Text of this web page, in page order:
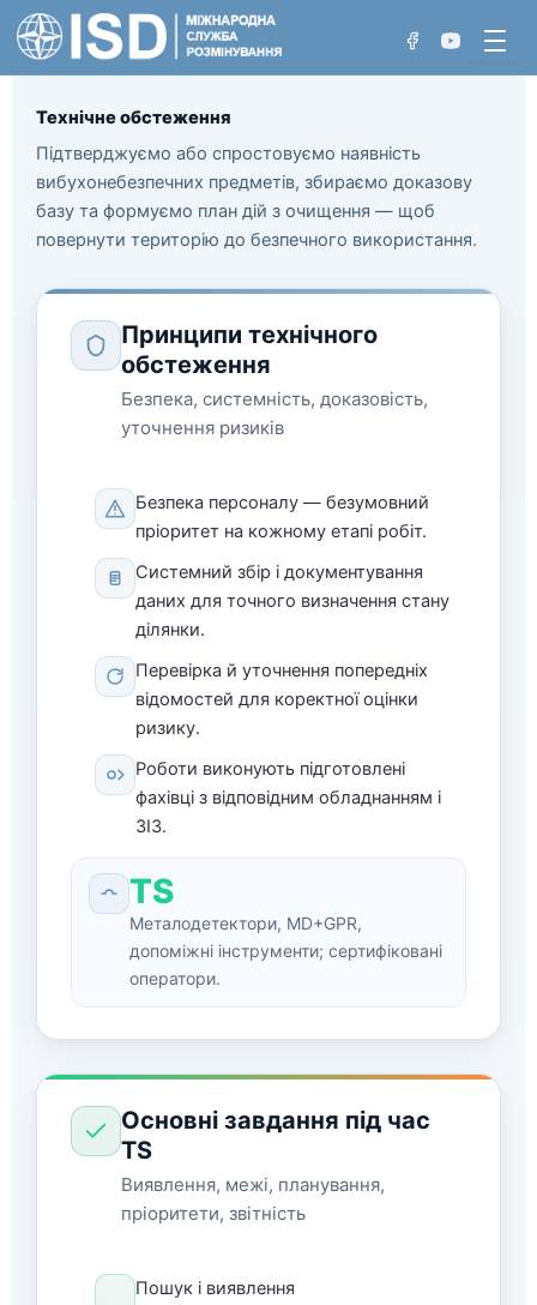
Перейти
до
вмісту
Хто ми
Проєкти
Досягнення
Нетехнічне обстеження
Розмінування вручну
Розмінування з використанням машин
Розмінування акваторій
Очищення району бойових дій
Знешкодження (знищення) ВНП
Інформування населення
Технічне обстеження
Підтверджуємо або спростовуємо наявність
вибухонебезпечних предметів, збираємо доказову
базу та формуємо план дій з очищення — щоб
повернути територію до безпечного використання.
Принципи технічного
обстеження
Безпека, системність, доказовість,
уточнення ризиків
Безпека персоналу — безумовний
пріоритет на кожному етапі робіт.
Системний збір і документування
даних для точного визначення стану
ділянки.
Перевірка й уточнення попередніх
відомостей для коректної оцінки
ризику.
Роботи виконують підготовлені
фахівці з відповідним обладнанням і
ЗІЗ.
TS
Металодетектори, MD+GPR,
допоміжні інструменти; сертифіковані
оператори.
Основні завдання під час
TS
Виявлення, межі, планування,
пріоритети, звітність
Пошук і виявлення